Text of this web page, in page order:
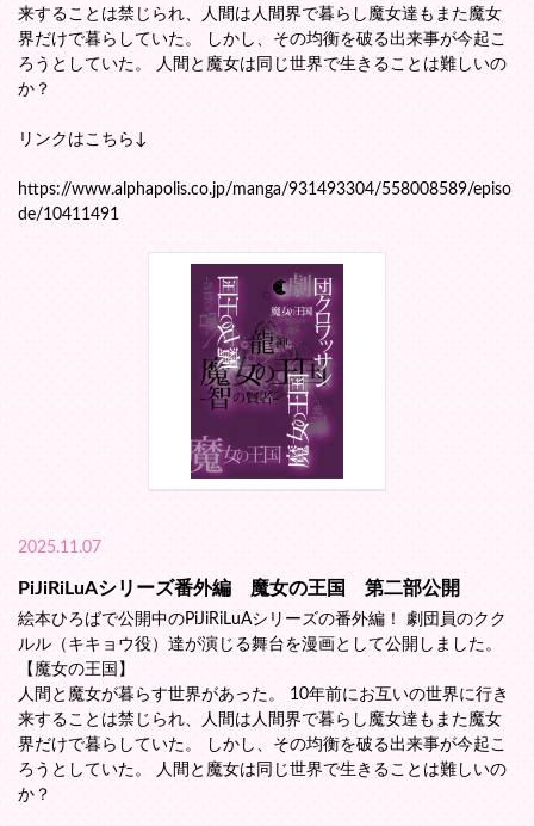
来することは禁じられ、人間は人間界で暮らし魔女達もまた魔女
界だけで暮らしていた。 しかし、その均衡を破る出来事が今起こ
ろうとしていた。 人間と魔女は同じ世界で生きることは難しいの
か？
リンクはこちら↓
https://www.alphapolis.co.jp/manga/931493304/558008589/episo
de/10411491
2025.11.07
PiJiRiLuAシリーズ番外編 魔女の王国 第二部公開
絵本ひろばで公開中のPiJiRiLuAシリーズの番外編！ 劇団員のクク
ルル（キキョウ役）達が演じる舞台を漫画として公開しました。
【魔女の王国】
人間と魔女が暮らす世界があった。 10年前にお互いの世界に行き
来することは禁じられ、人間は人間界で暮らし魔女達もまた魔女
界だけで暮らしていた。 しかし、その均衡を破る出来事が今起こ
ろうとしていた。 人間と魔女は同じ世界で生きることは難しいの
か？